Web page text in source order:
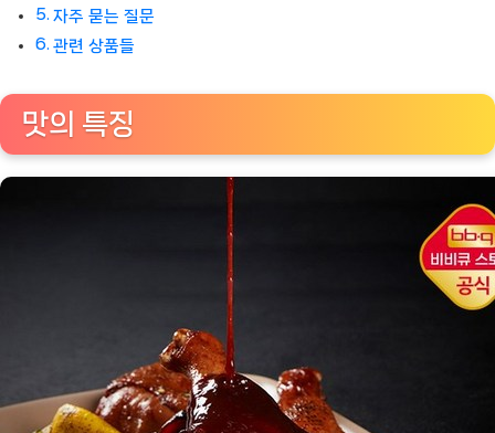
자주 묻는 질문
관련 상품들
맛의 특징